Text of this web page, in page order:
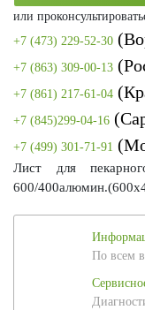
или
+7 (473) 229-52-30
+7 (863) 309-00-13
+7 (861) 217-61-04
+7 (845)299-04-16
+7 (499) 301-71-91
Лист для
600/
По всем